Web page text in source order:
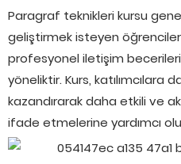
Paragraf teknikleri kursu
geliştirmek isteyen
profesyonel iletişim
yöneliktir. Kurs, katılımcılara
kazandırarak daha etkili ve
ifade etmelerine yardımcı